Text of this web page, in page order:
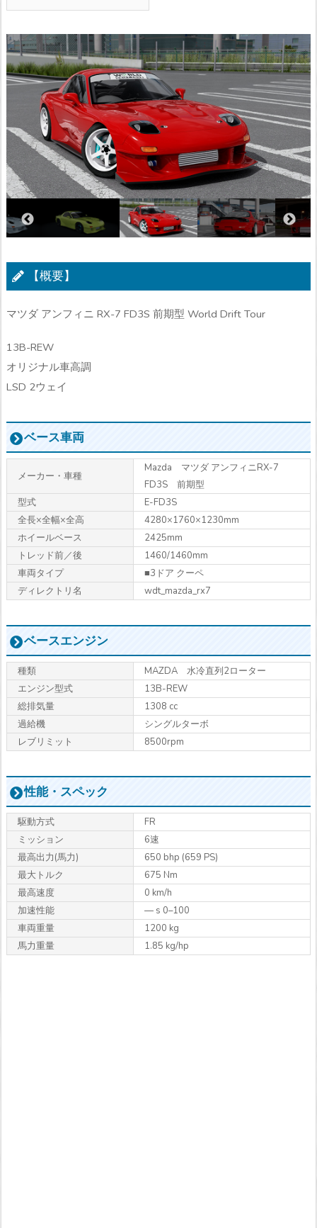
【概要】
マツダ アンフィニ RX-7 FD3S 前期型 World Drift Tour
13B-REW
オリジナル車高調
LSD 2ウェイ
ベース車両
メーカー・車種
Mazda マツダ アンフィニRX-7
FD3S 前期型
型式
E-FD3S
全長×全幅×全高
4280×1760×1230mm
ホイールベース
2425mm
トレッド前／後
1460/1460mm
車両タイプ
■3ドア クーペ
ディレクトリ名
wdt_mazda_rx7
ベースエンジン
種類
MAZDA 水冷直列2ローター
エンジン型式
13B-REW
総排気量
1308 cc
過給機
シングルターボ
レブリミット
8500rpm
性能・スペック
駆動方式
FR
ミッション
6速
最高出力(馬力)
650 bhp (659 PS)
最大トルク
675 Nm
最高速度
0 km/h
加速性能
— s 0–100
車両重量
1200 kg
馬力重量
1.85 kg/hp